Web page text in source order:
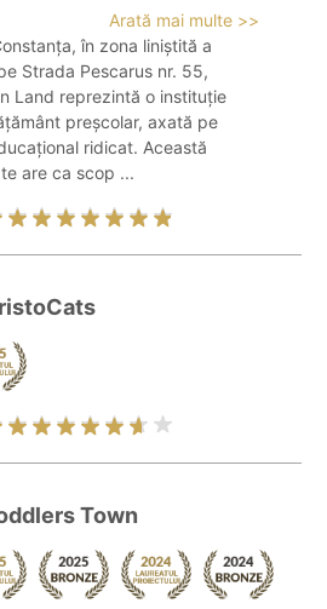
Arată mai multe >>
în zona liniștită a
Strada Pescarus nr. 55,
Land reprezintă o instituție
preșcolar, axată pe
ridicat. Această
are ca scop ...
Town